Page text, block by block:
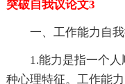
突破自我议论文3
一、工作能力自
1.能力是指一个
种心理特征。工作能